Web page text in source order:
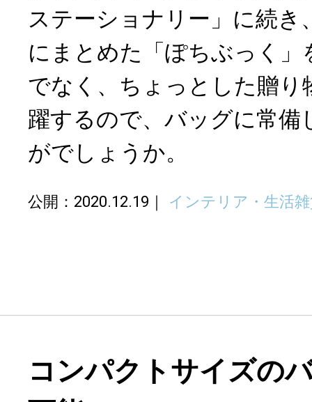
ステーショナリー」に続き
にまとめた「ぽちぶっく」
でなく、ちょっとした贈り
躍するので、バッグに常備
がでしょうか。
公開：2020.12.19 インテリア・生活
コンパクトサイズの